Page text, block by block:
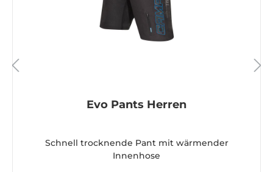
Evo Pants Herren
Schnell trocknende Pant mit wärmender
Innenhose